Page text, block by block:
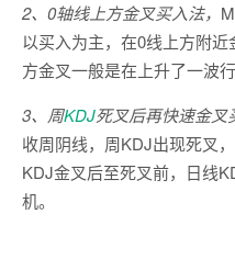
2、0轴线上方金叉买入法，
以买入为主，在0线上方附
方金叉一般是在上升了一波
3、周KDJ死叉后再快速金叉
收周阴线，周KDJ出现死叉
KDJ金叉后至死叉前，日线
机。